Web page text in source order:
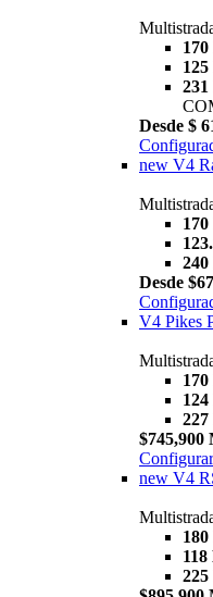
231
Desde $
new V4
240
Desde
V4 Pikes
227
$745,900
Configurar
new V4
225